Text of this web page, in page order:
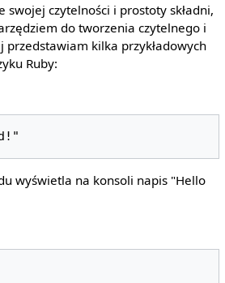
swojej czytelności i prostoty składni,
do tworzenia czytelnego i
przedstawiam kilka przykładowych
Ruby:
wyświetla na konsoli napis "Hello